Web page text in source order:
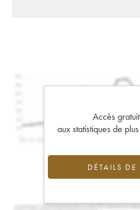
Accès
aux statistiques de
DÉTAILS DE